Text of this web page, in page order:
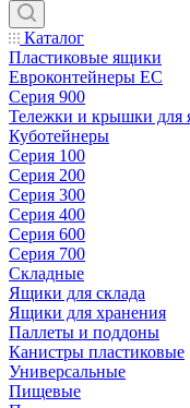
Каталог
Пластиковые ящики
Евроконтейнеры ЕС
Серия 900
Тележки и крышки для
Куботейнеры
Серия 100
Серия 200
Серия 300
Серия 400
Серия 600
Серия 700
Складные
Ящики для склада
Ящики для хранения
Паллеты и поддоны
Канистры пластиковые
Универсальные
Пищевые